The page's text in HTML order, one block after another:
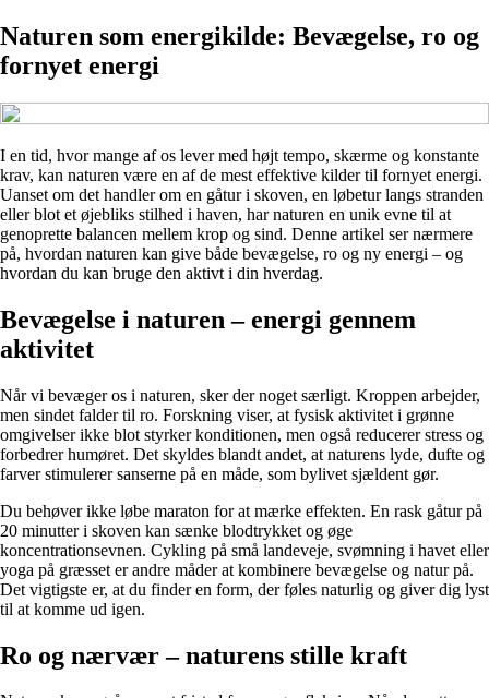
Naturen som energikilde: Bevægelse, ro og
fornyet energi
I en tid, hvor mange af os lever med højt tempo, skærme og konstante
krav, kan naturen være en af de mest effektive kilder til fornyet energi.
Uanset om det handler om en gåtur i skoven, en løbetur langs stranden
eller blot et øjebliks stilhed i haven, har naturen en unik evne til at
genoprette balancen mellem krop og sind. Denne artikel ser nærmere
på, hvordan naturen kan give både bevægelse, ro og ny energi – og
hvordan du kan bruge den aktivt i din hverdag.
Bevægelse i naturen – energi gennem
aktivitet
Når vi bevæger os i naturen, sker der noget særligt. Kroppen arbejder,
men sindet falder til ro. Forskning viser, at fysisk aktivitet i grønne
omgivelser ikke blot styrker konditionen, men også reducerer stress og
forbedrer humøret. Det skyldes blandt andet, at naturens lyde, dufte og
farver stimulerer sanserne på en måde, som bylivet sjældent gør.
Du behøver ikke løbe maraton for at mærke effekten. En rask gåtur på
20 minutter i skoven kan sænke blodtrykket og øge
koncentrationsevnen. Cykling på små landeveje, svømning i havet eller
yoga på græsset er andre måder at kombinere bevægelse og natur på.
Det vigtigste er, at du finder en form, der føles naturlig og giver dig lyst
til at komme ud igen.
Ro og nærvær – naturens stille kraft